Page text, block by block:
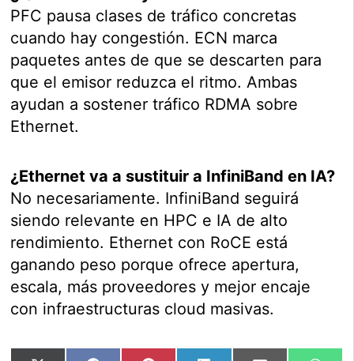
PFC pausa clases de tráfico concretas
cuando hay congestión. ECN marca
paquetes antes de que se descarten para
que el emisor reduzca el ritmo. Ambas
ayudan a sostener tráfico RDMA sobre
Ethernet.
¿Ethernet va a sustituir a InfiniBand en IA?
No necesariamente. InfiniBand seguirá
siendo relevante en HPC e IA de alto
rendimiento. Ethernet con RoCE está
ganando peso porque ofrece apertura,
escala, más proveedores y mejor encaje
con infraestructuras cloud masivas.